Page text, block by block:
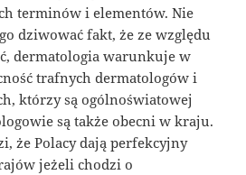
terminów i elementów. Nie
dziwować fakt, że ze względu
dermatologia warunkuje w
trafnych dermatologów i
którzy są ogólnoświatowej
są także obecni w kraju.
że Polacy dają perfekcyjny
jeżeli chodzi o